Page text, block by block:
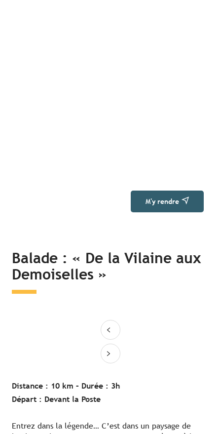
M'y rendre
Balade : « De la Vilaine aux
Demoiselles »
Distance : 10 km – Durée : 3h
Départ : Devant la Poste
Entrez dans la légende… C’est dans un paysage de